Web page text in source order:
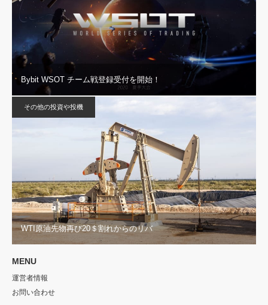
Bybit WSOT チーム戦登録受付を開始！
その他の投資や投機
WTI原油先物再び20＄割れからのリバ
MENU
運営者情報
お問い合わせ